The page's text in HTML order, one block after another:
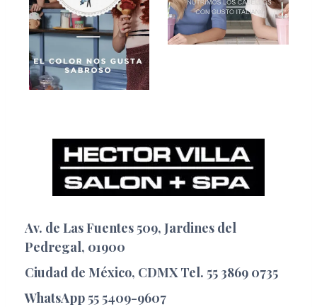
Av. de Las Fuentes 509, Jardines del
Pedregal, 01900
Ciudad de México, CDMX Tel. 55 3869 0735
WhatsApp 55 5409-9607